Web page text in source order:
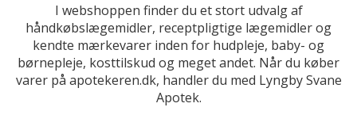
I webshoppen finder du et stort udvalg af
håndkøbslægemidler, receptpligtige lægemidler og
kendte mærkevarer inden for hudpleje, baby- og
børnepleje, kosttilskud og meget andet. Når du køber
varer på apotekeren.dk, handler du med Lyngby Svane
Apotek.